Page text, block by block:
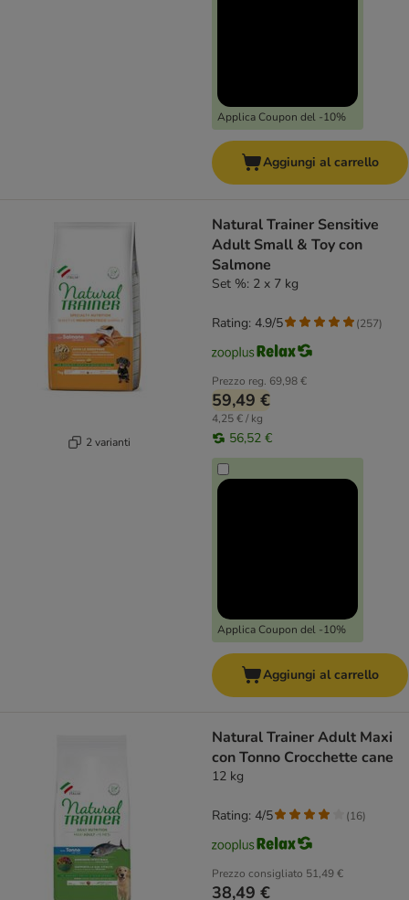
Applica Coupon del -10%
Aggiungi al carrello
2 varianti
Natural Trainer Sensitive
Adult Small & Toy con
Salmone
Set %: 2 x 7 kg
Prezzo reg. 69,98 €
59,49 €
4,25 € / kg
56,52 €
Applica Coupon del -10%
Rating: 4.9/5 (257)
Aggiungi al carrello
Natural Trainer Adult Maxi
con Tonno Crocchette cane
12 kg
Prezzo consigliato 51,49 €
38,49 €
Rating: 4/5 (16)